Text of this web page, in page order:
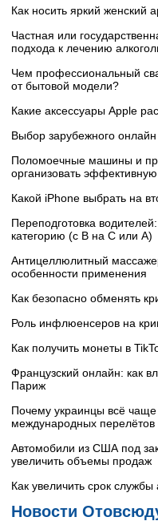
Как носить яркий женский
Частная или
подхода к лечению
Чем профессиональный
от бытовой модели?
Какие аксессуары Apple
Выбор зарубежного
Поломоечные машины и
организовать
Какой iPhone выбрать на
Переподготовка
категорию (с B на C или А)
Антицеллюлитный
особенности применения
Как безопасно обменять
Роль инфлюенсеров на
Как получить монеты в
Французский онлайн: как
Париж
Почему украинцы всё
международных перелётов
Автомобили из США под
увеличить объемы продаж
Как увеличить срок службы
Новости